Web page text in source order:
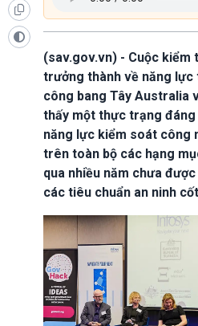
(sav.gov.vn) - Cuộc kiểm
trưởng thành về năng lực
công bang Tây Australia
thấy một thực trạng
năng lực kiểm soát công
trên toàn bộ các hạng
qua nhiều năm chưa
các tiêu chuẩn an ninh